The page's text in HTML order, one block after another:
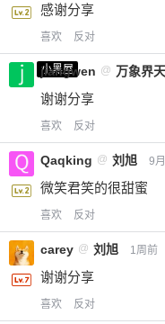
感谢分享
喜欢 反对
小黑屋
jiangwen @ 万象界天
谢谢分享
喜欢 反对
Qaqking @ 刘旭 9
微笑君笑的很甜蜜
喜欢 反对
carey @ 刘旭 1周前
谢谢分享
喜欢 反对